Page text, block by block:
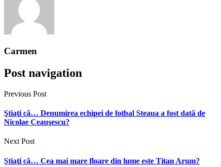
Carmen
Post navigation
Previous Post
Ştiaţi că… Denumirea echipei de fotbal Steaua a fost dată de
Nicolae Ceauşescu?
Next Post
Ştiaţi că… Cea mai mare floare din lume este Titan Arum?